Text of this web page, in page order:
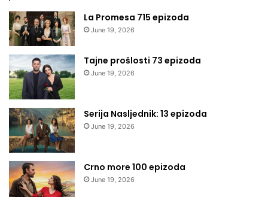
La Promesa 715 epizoda
June 19, 2026
Tajne prošlosti 73 epizoda
June 19, 2026
Serija Nasljednik: 13 epizoda
June 19, 2026
Crno more 100 epizoda
June 19, 2026